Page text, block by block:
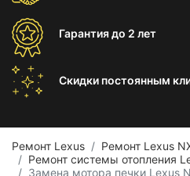
Гарантиядо 2 лет
Скидки постоянным
Ремонт Lexus
Ремонт Lexus
Ремонт системы отопления
Замена мотора печки Lexus